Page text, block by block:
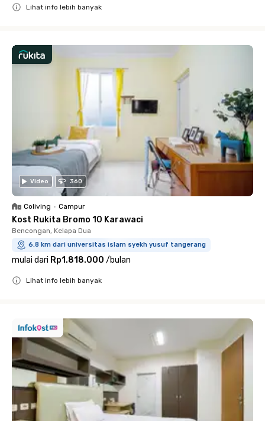
Lihat info lebih banyak
Video 360
Coliving • Campur
Kost Rukita Bromo 10 Karawaci
Bencongan, Kelapa Dua
6.8 km dari universitas islam syekh yusuf tangerang
mulai dari Rp1.818.000 /bulan
Lihat info lebih banyak